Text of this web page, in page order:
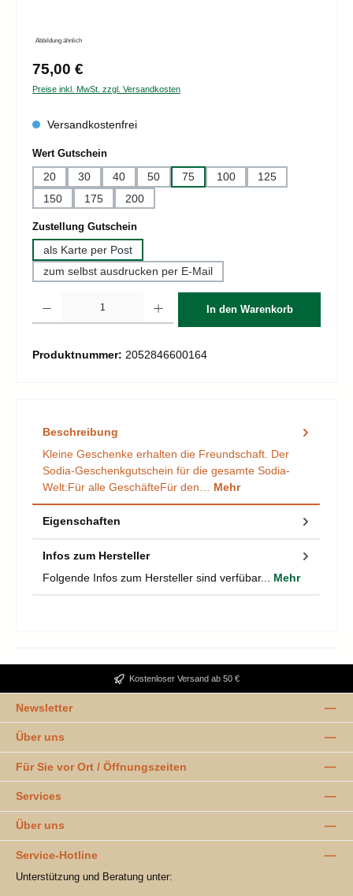
Abbildung ähnlich
Regulärer Preis:
75,00 €
Preise inkl. MwSt. zzgl. Versandkosten
Versandkostenfrei
Wert Gutscheinauswählen
20 30 40 50 75 100
125
150
175 200
Zustellung Gutscheinauswählen
als Karte per Post
zum selbst ausdrucken per E-Mail
In den Warenkorb
Produktnummer: 2052846600164
Beschreibung
Kleine Geschenke erhalten die Freundschaft. Der
Sodia-Geschenkgutschein für die gesamte Sodia-
Welt:Für alle GeschäfteFür den… Mehr
Eigenschaften
Infos zum Hersteller
Folgende Infos zum Hersteller sind verfübar... Mehr
Kostenloser Versand ab 50 €
Newsletter
Über uns
Für Sie vor Ort / Öffnungszeiten
Services
Über uns
Service-Hotline
Unterstützung und Beratung unter: